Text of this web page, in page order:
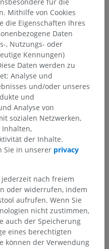
Mithilfe von Cookies
die Eigenschaften Ihres
Daten
, Nutzungs- oder
Kennungen)
Daten werden zu
Analyse und
und/oder unseres
und
Analyse von
sozialen Netzwerken,
Inhalten,
der Inhalte.
Sie in unserer privacy
nach freiem
oder widerrufen, indem
aufrufen. Wenn Sie
nicht zustimmen,
auch der Speicherung
eines berechtigten
können der Verwendung